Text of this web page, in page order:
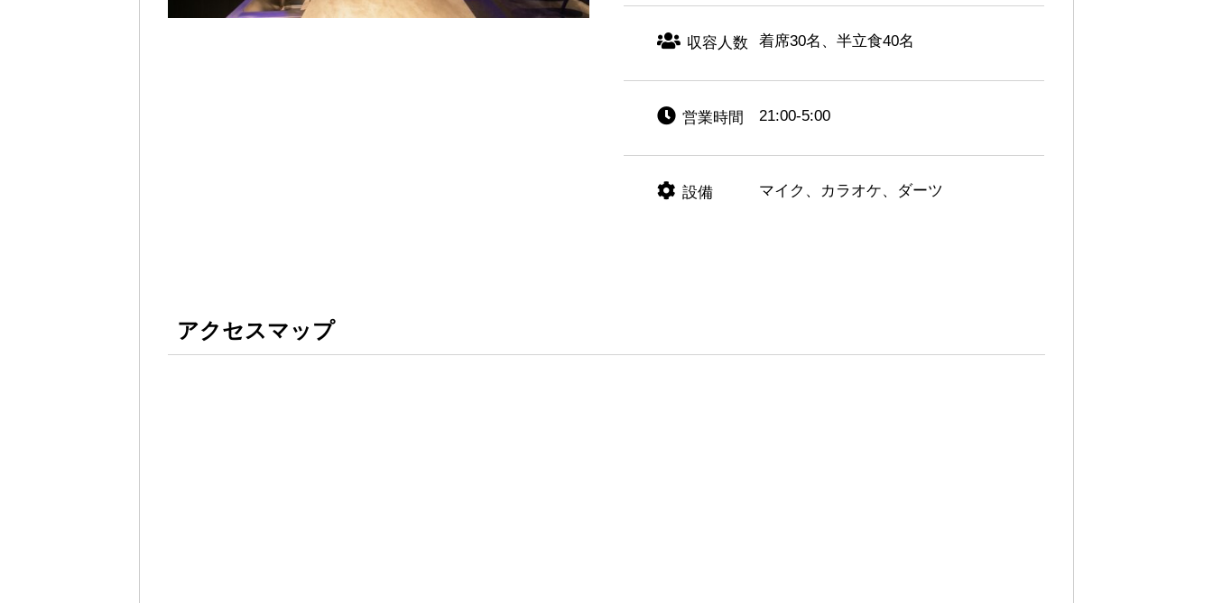
収容人数 着席30名、半立食40名
営業時間 21:00-5:00
設備 マイク、カラオケ、ダーツ
アクセスマップ